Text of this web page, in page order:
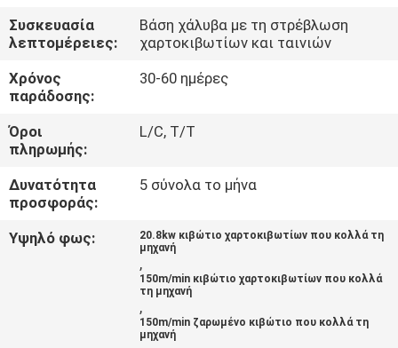
ΜΑΣ
ΕΛΆΤΕ
ΣΕ
ΕΠΑΦΉ
ΜΕ
ΖΗΤΉΣΤΕ
ΈΝΑ
ΑΠΌΣΠΑΣΜΑ
Συσκευασία
λεπτομέρειες:
Βάση χάλυβα με τη στρέβλωση
χαρτοκιβωτίων και ταινιών
Χρόνος
παράδοσης:
30-60 ημέρες
Όροι
πληρωμής:
L/C, T/T
Δυνατότητα
προσφοράς:
5 σύνολα το μήνα
Υψηλό φως:
20.8kw κιβώτιο χαρτοκιβωτίων που κολλά τη
μηχανή
,
150m/min κιβώτιο χαρτοκιβωτίων που κολλά
τη μηχανή
,
150m/min ζαρωμένο κιβώτιο που κολλά τη
μηχανή